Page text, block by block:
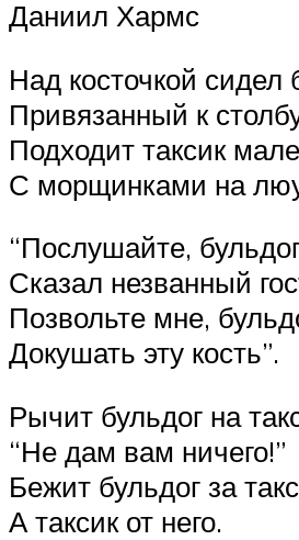
Даниил Хармс
Над косточкой сидел
Привязанный к
Подходит таксик
С морщинками на
“Послушайте,
Сказал незванный
Позвольте мне,
Докушать эту кость”.
Рычит бульдог на
“Не дам вам ничего!”
Бежит бульдог за
А таксик от него.